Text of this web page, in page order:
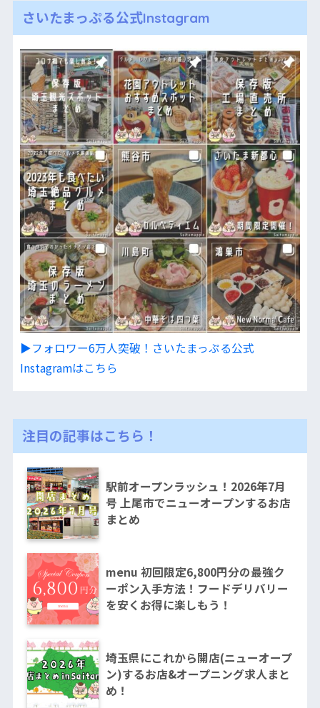
さいたまっぷる公式Instagram
▶︎フォロワー6万人突破！さいたまっぷる公式
Instagramはこちら
注目の記事はこちら！
駅前オープンラッシュ！2026年7月
号 上尾市でニューオープンするお店
まとめ
menu 初回限定6,800円分の最強ク
ーポン入手方法！フードデリバリー
を安くお得に楽しもう！
埼玉県にこれから開店(ニューオープ
ン)するお店&オープニング求人まと
め！